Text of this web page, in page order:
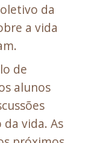
da
a vida
de
alunos
vida. As